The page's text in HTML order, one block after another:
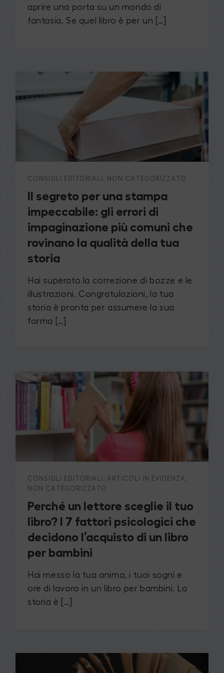
aprire una porta su un mondo di
fantasia. Se quel libro è per un […]
CONSIGLI EDITORIALI NON CATEGORIZZATO
Il segreto per una stampa
impeccabile: gli errori di
impaginazione più comuni che
rovinano la qualità della tua
storia
Hai superato la correzione di bozze e le
illustrazioni. Congratulazioni, la tua
storia è pronta per assumere la sua
forma […]
CONSIGLI EDITORIALI , ARTICOLI IN EVIDENZA ,
NON CATEGORIZZATO
Perché un lettore sceglie il tuo
libro? I 7 fattori psicologici che
decidono l’acquisto di un libro
per bambini
Hai messo la tua anima, i tuoi sogni e
ore di lavoro in un libro per bambini. La
storia è […]